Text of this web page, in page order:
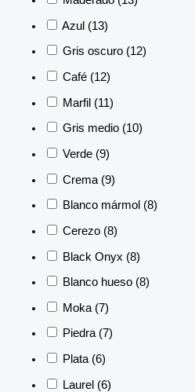
Azul (13)
Gris oscuro (12)
Café (12)
Marfil (11)
Gris medio (10)
Verde (9)
Crema (9)
Blanco mármol (8)
Cerezo (8)
Black Onyx (8)
Blanco hueso (8)
Moka (7)
Piedra (7)
Plata (6)
Laurel (6)